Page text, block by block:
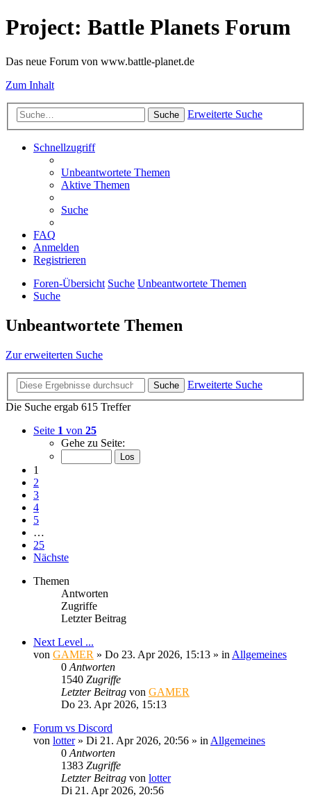
Project: Battle Planets Forum
Das neue Forum von www.battle-planet.de
Zum Inhalt
Suche Erweiterte Suche
Schnellzugriff
Unbeantwortete Themen
Aktive Themen
Suche
FAQ
Anmelden
Registrieren
Foren-Übersicht Suche Unbeantwortete Themen
Suche
Unbeantwortete Themen
Zur erweiterten Suche
Suche
Erweiterte Suche
Die Suche ergab 615 Treffer
Seite 1 von 25
Gehe zu Seite:
1
2
3
4
5
…
25
Nächste
Themen
Antworten
Zugriffe
Letzter Beitrag
Next Level ...
von GAMER » Do 23. Apr 2026, 15:13 » in Allgemeines
0 Antworten
1540 Zugriffe
Letzter Beitrag von GAMER
Do 23. Apr 2026, 15:13
Forum vs Discord
von lotter» Di 21. Apr 2026, 20:56 » in Allgemeines
0 Antworten
1383 Zugriffe
Letzter Beitrag von lotter
Di 21. Apr 2026, 20:56